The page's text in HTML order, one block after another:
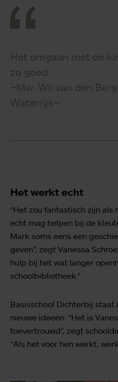
Het omgaan met de
zo goed.
~Mw. Wil van den
Waterrijk~
Het werkt echt
“Het zou fantastisch zijn als
echt mag helpen bij de
Mark soms eens een
geven”, zegt Vanessa
hulp bij het wat langer
schoolbibliotheek.”
Basisschool Dichterbij staat
nieuwe ideeën. “Het is
toevertrouwd”, zegt
“Als het voor hen werkt,